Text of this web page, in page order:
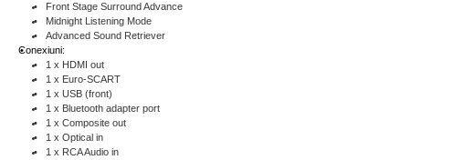
Front Stage Surround Advance
Midnight Listening Mode
Advanced Sound Retriever
Conexiuni:
1 x HDMI out
1 x Euro-SCART
1 x USB (front)
1 x Bluetooth adapter port
1 x Composite out
1 x Optical in
1 x RCA Audio in